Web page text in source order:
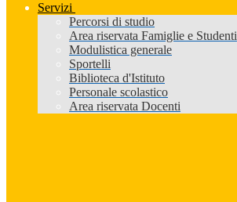
Servizi
Percorsi di studio
Area riservata Famiglie e Studenti
Modulistica generale
Sportelli
Biblioteca d'Istituto
Personale scolastico
Area riservata Docenti